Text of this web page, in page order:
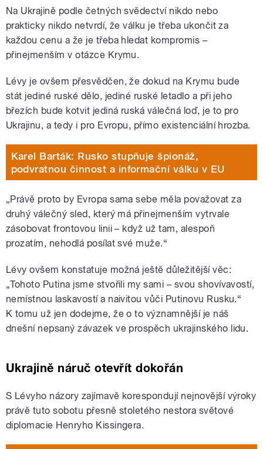
Na Ukrajině podle četných svědectví nikdo nebo
prakticky nikdo netvrdí, že válku je třeba ukončit za
každou cenu a že je třeba hledat kompromis –
přinejmenším v otázce Krymu.
Lévy je ovšem přesvědčen, že dokud na Krymu bude
stát jediné ruské dělo, jediné ruské letadlo a při jeho
březích bude kotvit jediná ruská válečná loď, je to pro
Ukrajinu, a tedy i pro Evropu, přímo existenciální hrozba.
Karel Barták: Rusko stupňuje špionáž,
podvratnou činnost a informační válku v EU
„Právě proto by Evropa sama sebe měla považovat za
druhý válečný sled, který má přinejmenším vytrvale
zásobovat frontovou linii – když už tam, alespoň
prozatím, nehodlá posílat své muže.“
Lévy ovšem konstatuje možná ještě důležitější věc:
„Tohoto Putina jsme stvořili my sami – svou shovívavostí,
nemístnou laskavostí a naivitou vůči Putinovu Rusku.“
K tomu už jen dodejme, že o to významnější je náš
dnešní nepsaný závazek ve prospěch ukrajinského lidu.
Ukrajině náruč otevřít dokořán
S Lévyho názory zajímavě korespondují nejnovější výroky
právě tuto sobotu přesně stoletého nestora světové
diplomacie Henryho Kissingera.